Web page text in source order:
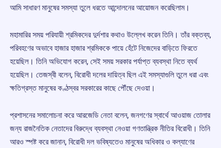
আমি সাধারণ মানুষের সমস্যা তুলে ধরতে আন্দোলনের আয়োজন করেছিলাম।
মহামারির সময় পরিযায়ী শ্রমিকদের দুর্দশার কথাও উল্লেখ করেন তিনি। তাঁর বক্তব্য,
পরিবহণের অভাবে হাজার হাজার শ্রমিককে পায়ে হেঁটে নিজেদের বাড়িতে ফিরতে
হয়েছিল। তিনি অভিযোগ করেন, সেই সময় সরকার পর্যাপ্ত ব্যবস্থা নিতে ব্যর্থ
হয়েছিল। তেজস্বী বলেন, বিরোধী দলের দায়িত্ব ছিল এই সমস্যাগুলি তুলে ধরা এবং
ক্ষতিগ্রস্ত মানুষের কণ্ঠস্বর সরকারের কাছে পৌঁছে দেওয়া।
প্রশাসনের সমালোচনা করে আরজেডি নেতা বলেন, জনগণের স্বার্থে আওয়াজ তোলার
জন্য রাজনৈতিক নেতাদের বিরুদ্ধে ব্যবস্থা নেওয়া গণতান্ত্রিক নীতির বিরোধী। তিনি
আরও স্পষ্ট করে জানান, বিরোধী দল ভবিষ্যতেও মানুষের অধিকার ও কল্যাণের